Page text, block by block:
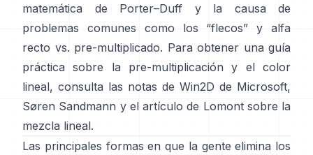
matemática de Porter–Duff y la causa de
problemas comunes como los “flecos” y
alfa
recto vs. pre-multiplicado. Para obtener una guía
práctica sobre la pre-multiplicación y el color
lineal, consulta las notas de Win2D de Microsoft,
Søren Sandmann y el artículo de Lomont sobre la
mezcla lineal.
Las principales formas en que la gente elimina los